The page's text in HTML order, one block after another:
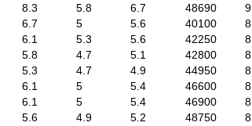
8.3 5.8 6.7 48690 9
6.7 5 5.6 40100 8
6.1 5.3 5.6 42250 8
5.8 4.7 5.1 42800 8
5.3 4.7 4.9 44950 8
6.1 5 5.4 46600 8
6.1 5 5.4 46900 8
5.6 4.9 5.2 48750 8